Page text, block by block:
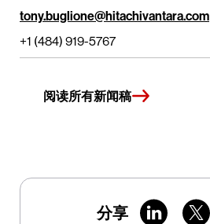
tony.buglione@hitachivantara.com
+1 (484) 919-5767
阅读所有新闻稿
分享